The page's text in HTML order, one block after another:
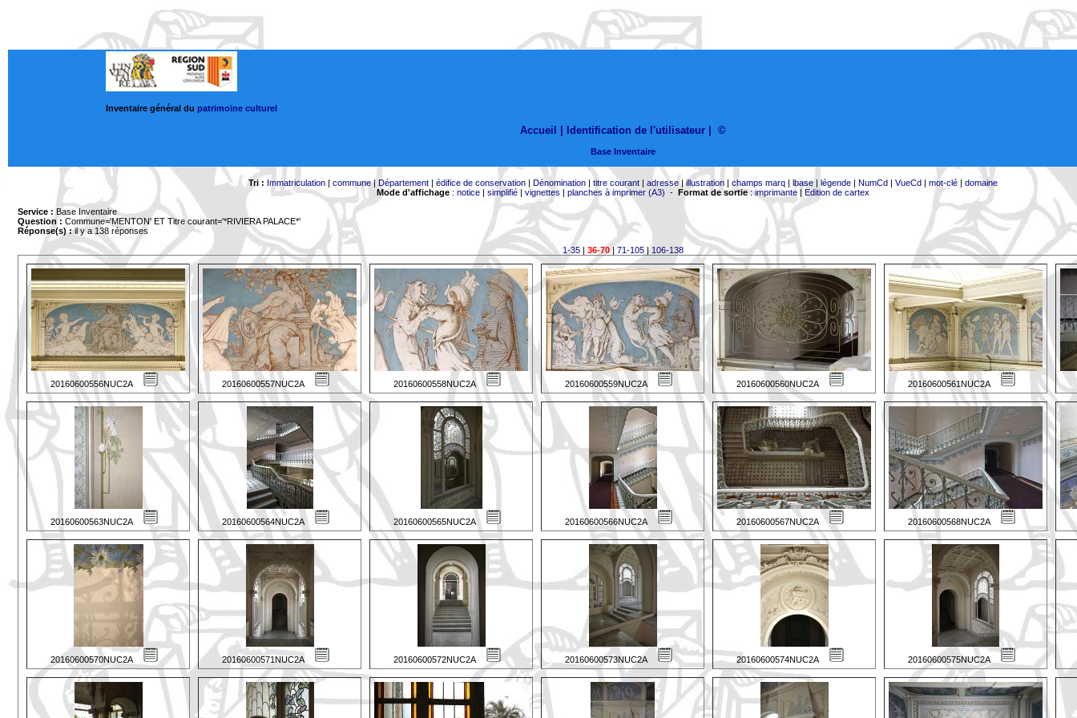
Inventaire général du patrimoine culturel
Accueil | Identification de l'utilisateur ©
Base Inventaire
Tri : Immatriculation| commune| Département| édifice de conservation| Dénomination| titre courant| adresse|illustration| champs marq| lbase| légende| NumCd| VueCd| mot-clé| domaine
Mode d'affichage: notice| simplifié| vignettes | planches à imprimer (A3) - Format de sortie:imprimante| Edition de cartex
Service : Base Inventaire
Question : Commune='MENTON' ET Titre courant='*RIVIERA PALACE*'
Réponse(s) :il y a 138 réponses
1-35| 36-70| 71-105|106-138
20160600556NUC2A 20160600557NUC2A 20160600558NUC2A 20160600559NUC2A 20160600560NUC2A 20160600561NUC2A
20160600563NUC2A 20160600564NUC2A 20160600565NUC2A 20160600566NUC2A 20160600567NUC2A 20160600568NUC2A
20160600570NUC2A 20160600571NUC2A 20160600572NUC2A 20160600573NUC2A 20160600574NUC2A 20160600575NUC2A